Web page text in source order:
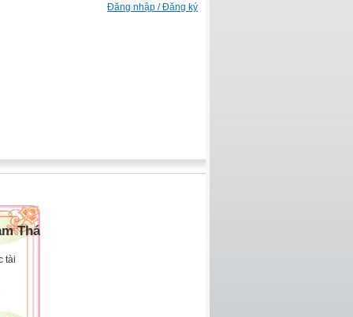
Đăng nhập / Đăng ký
Thái
tài